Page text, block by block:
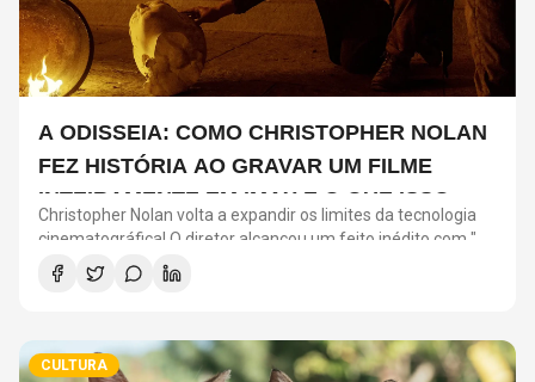
A ODISSEIA: COMO CHRISTOPHER NOLAN
FEZ HISTÓRIA AO GRAVAR UM FILME
INTEIRAMENTE EM IMAX E O QUE ISSO
SIGNIFICA
Christopher Nolan volta a expandir os limites da tecnologia
cinematográfica! O diretor alcançou um feito inédito com "A
Odisseia": o longa será o primeiro filme de ficção gravado
inteiramente com câmeras IMAX.
CULTURA